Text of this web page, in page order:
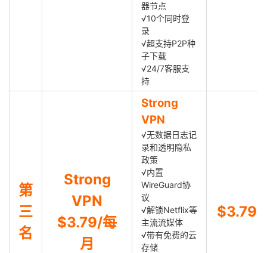
器节点
√10个同时登
录
√超支持P2P种
子下载
√24/7客服支
持
第
三
名
Strong
VPN
$3.79/每
月
Strong
VPN
√无数据日志记
录和透明隐私
政策
√内置
WireGuard协
议
√解锁Netflix等
主流流媒体
√带有免费的云
存储
$3.79